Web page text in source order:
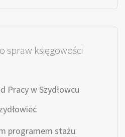
spraw księgowości
Pracy w Szydłowcu
programem stażu